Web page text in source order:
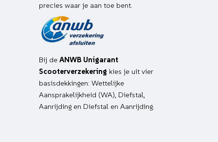
precies waar je aan toe bent.
Bij de ANWB Unigarant
Scooterverzekering kies je uit vier
basisdekkingen: Wettelijke
Aansprakelijkheid (WA), Diefstal,
Aanrijding en Diefstal en Aanrijding.